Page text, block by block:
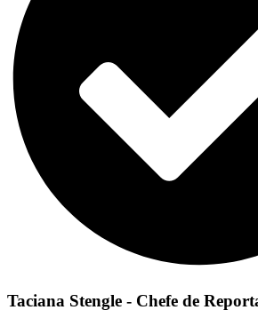
Taciana Stengle - Chefe de